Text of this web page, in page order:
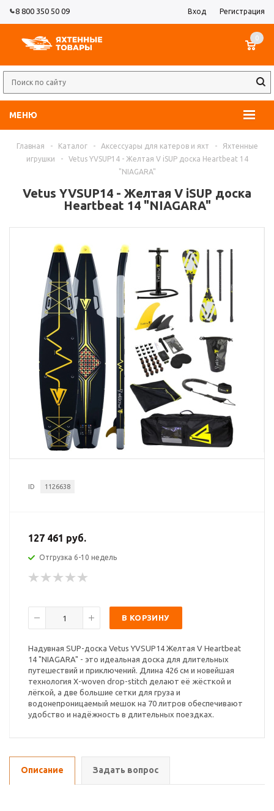
8 800 350 50 09 Вход Регистрация
МЕНЮ
0
Главная - Каталог - Аксессуары для катеров и яхт -
Яхтенные
игрушки
-
Vetus YVSUP14 - Желтая V iSUP доска Heartbeat 14
"NIAGARA"
Vetus YVSUP14 - Желтая V iSUP доска
Heartbeat 14 "NIAGARA"
ID 1126638
127 461 руб.
Отгрузка 6-10 недель
В КОРЗИНУ
Надувная SUP-доска Vetus YVSUP14 Желтая V Heartbeat
14 "NIAGARA" - это идеальная доска для длительных
путешествий и приключений. Длина 426 см и новейшая
технология X-woven drop-stitch делают её жёсткой и
лёгкой, а две большие сетки для груза и
водонепроницаемый мешок на 70 литров обеспечивают
удобство и надёжность в длительных поездках.
Описание Задать вопрос